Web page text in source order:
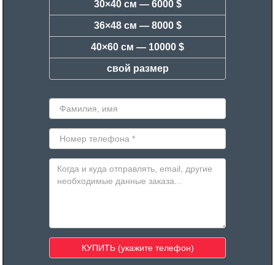
30×40 см — 6000 $
36×48 см — 8000 $
40×60 см — 10000 $
свой размер